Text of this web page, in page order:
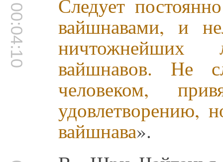
00:04:10 вайшнавами, и
ничтожнейших
вайшнавов. Не
человеком,
удовлетворению,
вайшнава».